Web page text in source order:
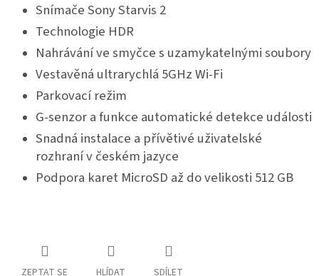
Snímače Sony Starvis 2
Technologie HDR
Nahrávání ve smyčce s uzamykatelnými soubory
Vestavěná ultrarychlá 5GHz Wi-Fi
Parkovací režim
G-senzor a funkce automatické detekce události
Snadná instalace a přívětivé uživatelské
rozhraní v českém jazyce
Podpora karet MicroSD až do velikosti 512 GB
ZEPTAT SE HLÍDAT SDÍLET